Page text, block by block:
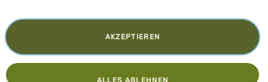
AKZEPTIEREN
ALLES ABLEHNEN